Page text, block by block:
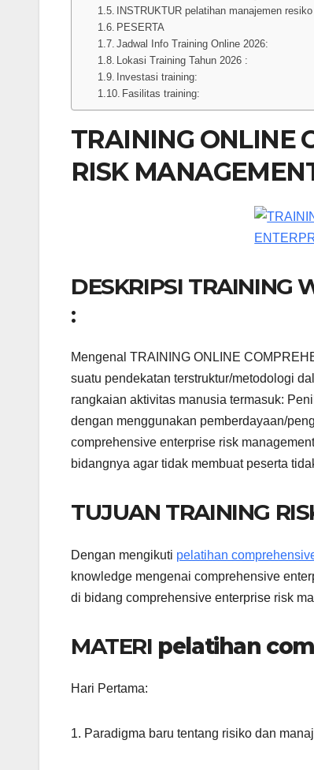
INSTRUKTUR pelatihan manajemen
PESERTA
Jadwal Info Training Online 2026:
Lokasi Training Tahun 2026 :
Investasi training:
Fasilitas training:
TRAINING ONLINE
RISK
DESKRIPSI TRAINING
:
Mengenal TRAINING ONLINE
suatu pendekatan terstruktur/metodologi
rangkaian aktivitas manusia termasuk:
dengan menggunakan pemberdayaan/
comprehensive enterprise risk
bidangnya agar tidak membuat peserta
TUJUAN TRAINING
Dengan mengikuti pelatihan
knowledge mengenai comprehensive
di bidang comprehensive enterprise risk
MATERI pelatihan
Hari Pertama:
1. Paradigma baru tentang risiko dan